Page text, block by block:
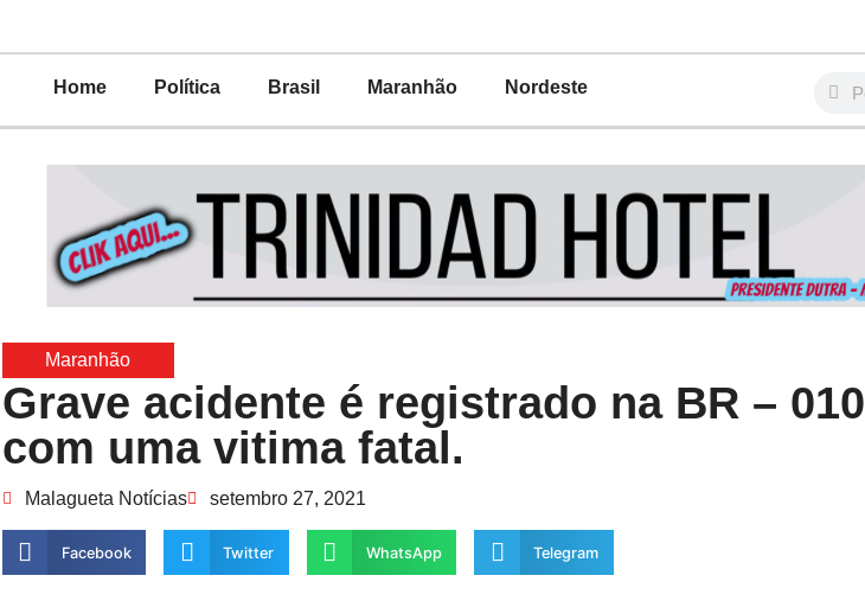
Home Política Brasil Maranhão Nordeste
Maranhão
Grave acidente é registrado na BR – 010
com uma vitima fatal.
Malagueta Notícias setembro 27, 2021
Facebook Twitter WhatsApp Telegram